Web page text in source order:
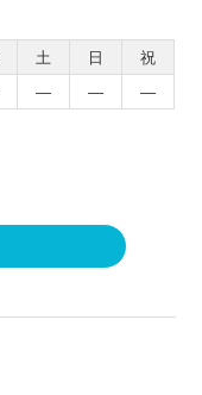
土 日
祝
― ―
―